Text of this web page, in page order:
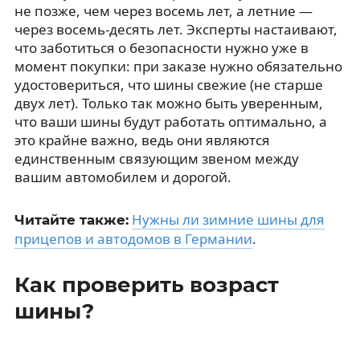
не позже, чем через восемь лет, а летние —
через восемь-десять лет. Эксперты настаивают,
что заботиться о безопасности нужно уже в
момент покупки: при заказе нужно обязательно
удостовериться, что шины свежие (не старше
двух лет). Только так можно быть уверенным,
что ваши шины будут работать оптимально, а
это крайне важно, ведь они являются
единственным связующим звеном между
вашим автомобилем и дорогой.
Читайте также: Нужны ли зимние шины для
прицепов и автодомов в Германии.
Как проверить возраст
шины?